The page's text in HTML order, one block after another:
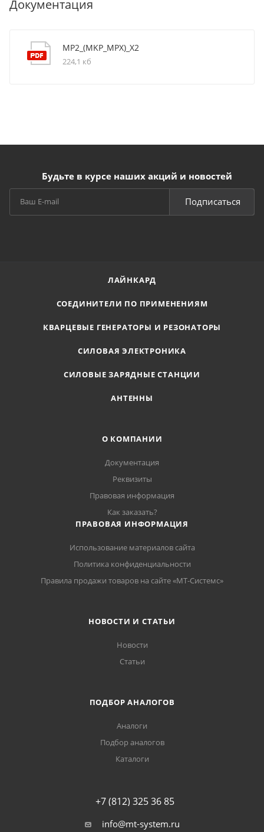
Документация
MP2_(MKP_MPX)_X2
224,1 кб
Будьте в курсе наших акций и новостей
Подписаться
ЛАЙНКАРД
СОЕДИНИТЕЛИ ПО ПРИМЕНЕНИЯМ
КВАРЦЕВЫЕ ГЕНЕРАТОРЫ И РЕЗОНАТОРЫ
СИЛОВАЯ ЭЛЕКТРОНИКА
СИЛОВЫЕ ЗАРЯДНЫЕ СТАНЦИИ
АНТЕННЫ
О КОМПАНИИ
Документация
Реквизиты
Правовая информация
Как заказать?
ПРАВОВАЯ ИНФОРМАЦИЯ
Использование материалов сайта
Политика конфиденциальности
Правила продажи товаров на сайте «МТ-Системс»
НОВОСТИ И СТАТЬИ
Новости
Статьи
ПОДБОР АНАЛОГОВ
Аналоги
Подбор аналогов
Каталоги
+7 (812) 325 36 85
info@mt-system.ru